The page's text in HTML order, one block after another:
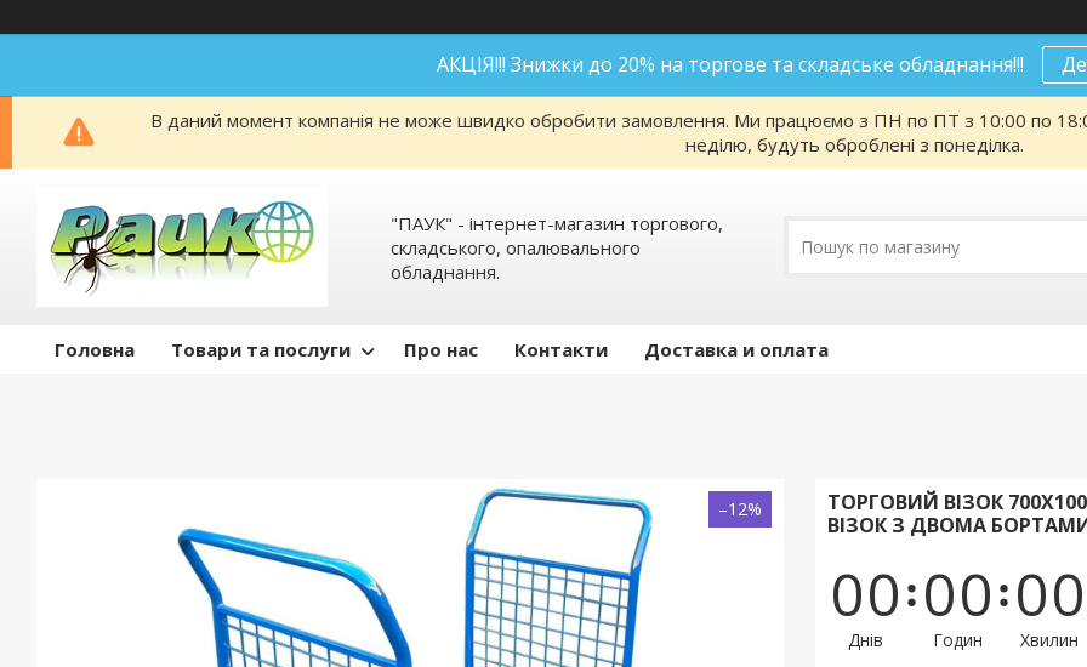
АКЦІЯ!!! Знижки до 20% на торгове та складське обладнання!!!
В даний момент компанія не може швидко обробити замовлення. Ми працюємо з ПН по ПТ з 10:00 по
неділю, будуть оброблені з понеділка.
"ПАУК" - інтернет-магазин торгового,
складського, опалювального
обладнання.
Головна Товари та послуги Про нас Контакти Доставка и оплата
–12%
ТОРГОВИЙ ВІЗОК
ВІЗОК З ДВОМА
00
Днів
00
Годин
00
Хвилин